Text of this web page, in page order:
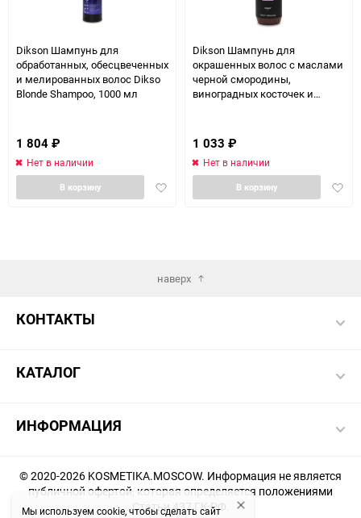
Мы используем cookie, чтобы сделать сайт
Dikson Шампунь для
обработанных, обесцвеченных
и мелированных волос Dikso
Blonde Shampoo, 1000 мл
1 804 ₽
Нет в наличии
Добавить
В корзину
Dikson Шампунь для
окрашенных волос с маслами
черной смородины,
виноградных косточек и
1 033 ₽
Нет в наличии
В корзину
наверх
КОНТАКТЫ
КАТАЛОГ
ИНФОРМАЦИЯ
© 2020-2026 KOSMETIKA.MOSCOW. Информация не является
публичной офертой, которая определяется положениями
Статьи 437 ГК РФ.